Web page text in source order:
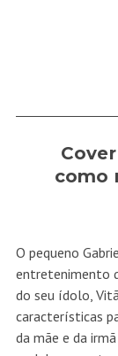
como
O pequeno
entretenimento
do seu ídolo,
características
da mãe e da